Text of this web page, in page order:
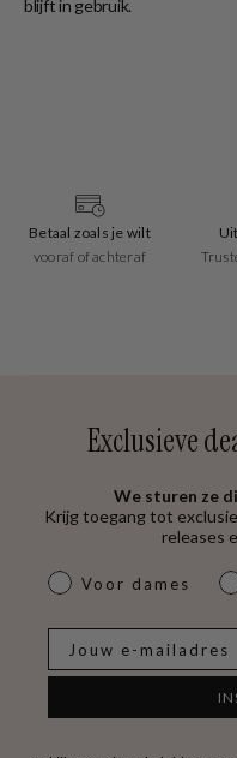
blijft in gebruik.
Betaal zoals je wilt
vooraf of achteraf
Exclusieve
We sturen ze
Krijg toegang tot
releases
dames & heren
Voor dames